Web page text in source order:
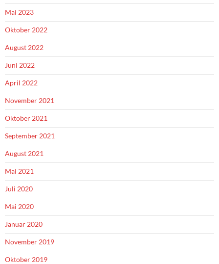
Mai 2023
Oktober 2022
August 2022
Juni 2022
April 2022
November 2021
Oktober 2021
September 2021
August 2021
Mai 2021
Juli 2020
Mai 2020
Januar 2020
November 2019
Oktober 2019